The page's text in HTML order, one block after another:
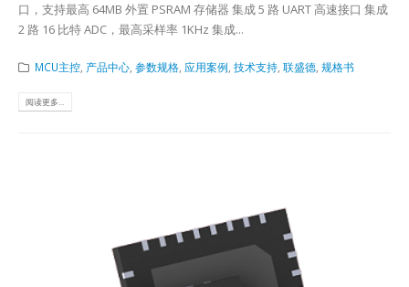
口，支持最高 64MB 外置 PSRAM 存储器 集成 5 路 UART 高速接口 集成
2 路 16 比特 ADC，最高采样率 1KHz 集成...
MCU主控, 产品中心, 参数规格, 应用案例 技术支持, 联盛德, 规格书
阅读更多...